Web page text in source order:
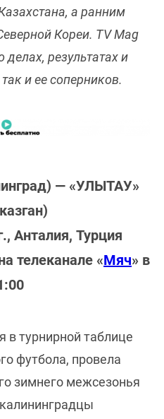
а ранним
Кореи. TV Mag
делах, результатах и
и ее соперников.
— «УЛЫТАУ»
Анталия, Турция
телеканале «Мяч» в
в турнирной таблице
футбола, провела
зимнего межсезонья